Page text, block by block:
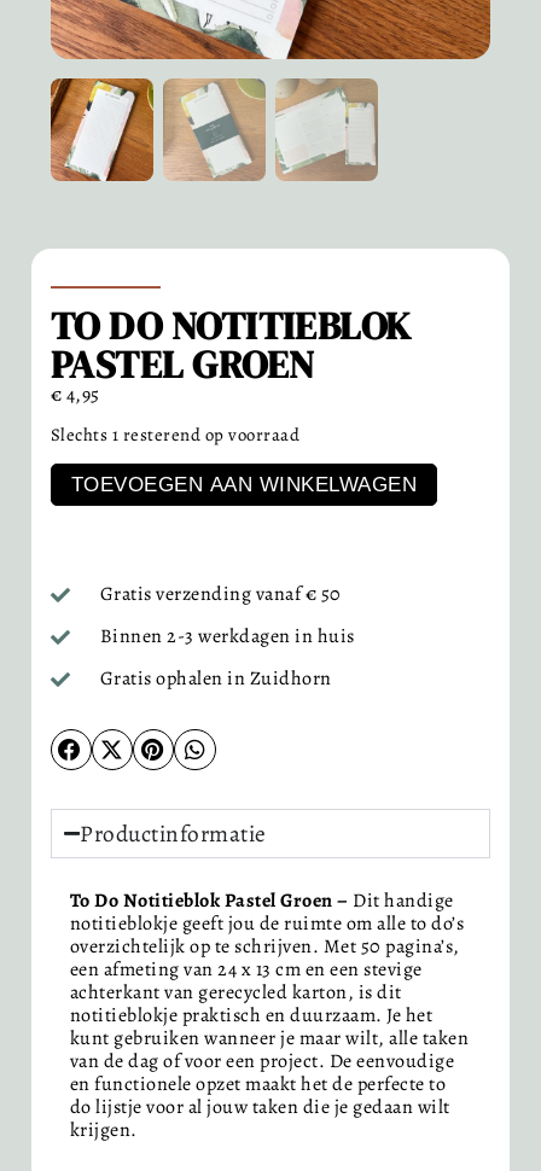
TO DO NOTITIEBLOK
PASTEL GROEN
€4,95
Slechts 1 resterend op voorraad
TOEVOEGEN AAN WINKELWAGEN
Gratis verzending vanaf € 50
Binnen 2-3 werkdagen in huis
Gratis ophalen in Zuidhorn
Productinformatie
To Do Notitieblok Pastel Groen – Dit handige
notitieblokje geeft jou de ruimte om alle to do’s
overzichtelijk op te schrijven. Met 50 pagina’s,
een afmeting van 24 x 13 cm en een stevige
achterkant van gerecycled karton, is dit
notitieblokje praktisch en duurzaam. Je het
kunt gebruiken wanneer je maar wilt, alle taken
van de dag of voor een project. De eenvoudige
en functionele opzet maakt het de perfecte to
do lijstje voor al jouw taken die je gedaan wilt
krijgen.